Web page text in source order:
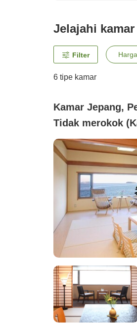
Jelajahi
Filter
6 tipe kamar
Kamar Jepang,
Tidak merokok
dengan Santai
di Tempat))